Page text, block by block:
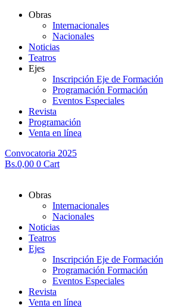
Obras
Internacionales
Nacionales
Noticias
Teatros
Ejes
Inscripción Eje de Formación
Programación Formación
Eventos Especiales
Revista
Programación
Venta en línea
Convocatoria 2025
Bs.0,00 0 Cart
Obras
Internacionales
Nacionales
Noticias
Teatros
Ejes
Inscripción Eje de Formación
Programación Formación
Eventos Especiales
Revista
Venta en línea